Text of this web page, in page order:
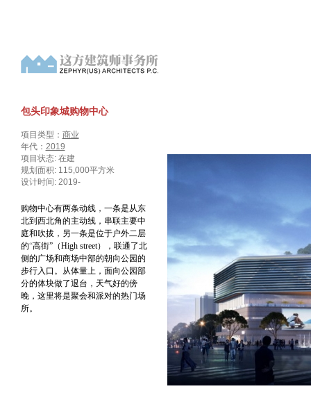
包头印象城购物中心
项目类型： 商业
年代： 2019
项目状态: 在建
规划面积: 115,000平方米
设计时间: 2019-
购物中心有两条动线，一条是从东
北到西北角的主动线，串联主要中
庭和吹拔，另一条是位于户外二层
的“高街”（High street），联通了北
侧的广场和商场中部的朝向公园的
步行入口。从体量上，面向公园部
分的体块做了退台，天气好的傍
晚，这里将是聚会和派对的热门场
所。